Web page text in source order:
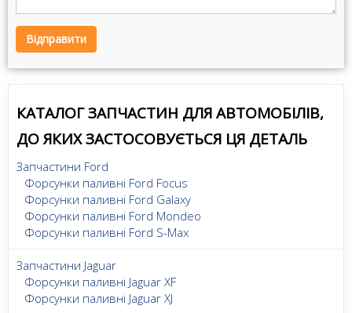
Відправити
КАТАЛОГ ЗАПЧАСТИН ДЛЯ АВТОМОБІЛІВ,
ДО ЯКИХ ЗАСТОСОВУЄТЬСЯ ЦЯ ДЕТАЛЬ
Запчастини Ford
Форсунки паливні Ford Focus
Форсунки паливні Ford Galaxy
Форсунки паливні Ford Mondeo
Форсунки паливні Ford S-Max
Запчастини Jaguar
Форсунки паливні Jaguar XF
Форсунки паливні Jaguar XJ